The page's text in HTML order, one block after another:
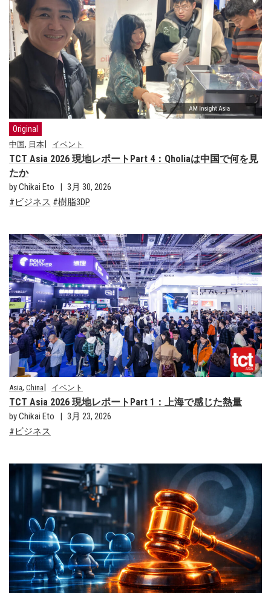
Original
中国, 日本 イベント
TCT Asia 2026 現地レポートPart 4：Qholiaは中国で何を見
たか
by Chikai Eto
3月 30, 2026
ビジネス
樹脂3DP
Asia, China イベント
TCT Asia 2026 現地レポートPart 1：上海で感じた熱量
by Chikai Eto
3月 23, 2026
ビジネス